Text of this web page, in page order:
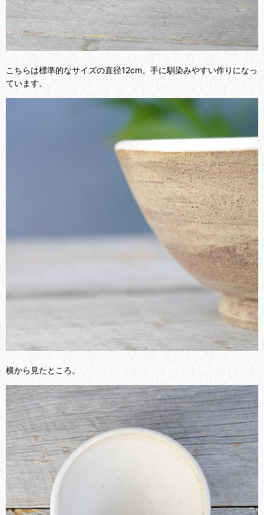
こちらは標準的なサイズの直径12cm。手に馴染みやすい作りになっ
ています。
横から見たところ。